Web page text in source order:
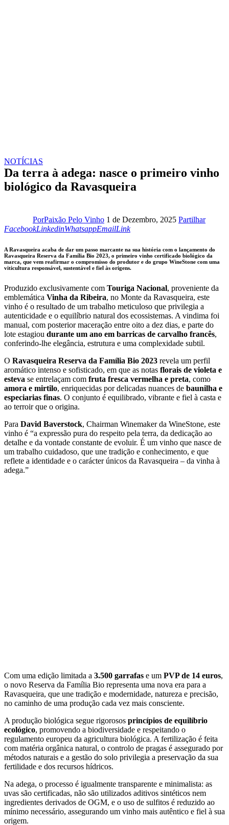
NOTÍCIAS
Da terra à adega: nasce o primeiro vinho
biológico da Ravasqueira
PorPaixão Pelo Vinho 1 de Dezembro, 2025 Partilhar
FacebookLinkedin
LinkedinWhatsapp
WhatsappEmail
EmailCopy
to
clipboard
Link
A Ravasqueira acaba de dar um passo marcante na sua história com o lançamento do
Ravasqueira Reserva da Família Bio 2023, o primeiro vinho certificado biológico da
marca, que vem reafirmar o compromisso do produtor e do grupo WineStone com uma
viticultura responsável, sustentável e fiel às origens.
Produzido exclusivamente com Touriga Nacional, proveniente da
emblemática Vinha da Ribeira, no Monte da Ravasqueira, este
vinho é o resultado de um trabalho meticuloso que privilegia a
autenticidade e o equilíbrio natural dos ecossistemas. A vindima foi
manual, com posterior maceração entre oito a dez dias, e parte do
lote estagiou durante um ano em barricas de carvalho francês,
conferindo-lhe elegância, estrutura e uma complexidade subtil.
O Ravasqueira Reserva da Família Bio 2023 revela um perfil
aromático intenso e sofisticado, em que as notas florais de violeta e
esteva se entrelaçam com fruta fresca vermelha e preta, como
amora e mirtilo, enriquecidas por delicadas nuances de baunilha e
especiarias finas. O conjunto é equilibrado, vibrante e fiel à casta e
ao terroir que o origina.
Para David Baverstock, Chairman Winemaker da WineStone, este
vinho é “a expressão pura do respeito pela terra, da dedicação ao
detalhe e da vontade constante de evoluir. É um vinho que nasce de
um trabalho cuidadoso, que une tradição e conhecimento, e que
reflete a identidade e o carácter únicos da Ravasqueira – da vinha à
adega.”
Com uma edição limitada a 3.500 garrafas e um PVP de 14 euros,
o novo Reserva da Família Bio representa uma nova era para a
Ravasqueira, que une tradição e modernidade, natureza e precisão,
no caminho de uma produção cada vez mais consciente.
A produção biológica segue rigorosos princípios de equilíbrio
ecológico, promovendo a biodiversidade e respeitando o
regulamento europeu da agricultura biológica. A fertilização é feita
com matéria orgânica natural, o controlo de pragas é assegurado por
métodos naturais e a gestão do solo privilegia a preservação da sua
fertilidade e dos recursos hídricos.
Na adega, o processo é igualmente transparente e minimalista: as
uvas são certificadas, não são utilizados aditivos sintéticos nem
ingredientes derivados de OGM, e o uso de sulfitos é reduzido ao
mínimo necessário, assegurando um vinho mais autêntico e fiel à sua
origem.